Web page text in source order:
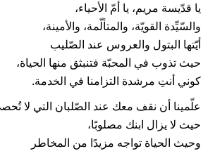
يا قدّيسة مريم، يا أمّ الأحياء،
والسّيِّدة القويّة، والمتألّمة، والأمينة،
أيّتها البتول والعروس عند الصّليب
حيث تذوب في المحبّة فتنبثق منها الحياة،
كوني أنتِ مرشدة التزامنا في الخدمة.
علّمينا أن نقف معك عند الصّلبان التي لا
حيث لا يزال ابنك مصلوبًا،
وحيث الحياة تواجه مزيدًا من المخاطر